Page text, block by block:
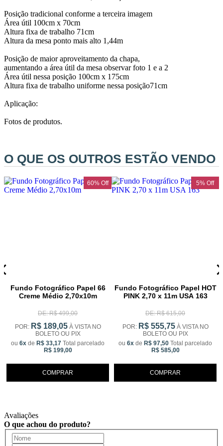
Utech
Waywel
ZG Cine
Zhiyun
ZSYB
Posição tradicional conforme a terceira imagem
Área útil 100cm x 70cm
Altura fixa de trabalho 71cm
Altura da mesa ponto mais alto 1,44m
Posição de maior aproveitamento da chapa,
aumentando a área útil da mesa observar foto 1 e a 2
Área útil nessa posição 100cm x 175cm
Altura fixa de trabalho uniforme nessa posição71cm
Aplicação:
Fotos de produtos.
O QUE OS OUTROS ESTÃO VENDO
60% Off
Fundo Fotográfico Papel 66
Creme Médio 2,70x10m
DE: R$ 499,00
POR: R$ 189,05À VISTA NO
BOLETO OU PIX
ou 6x de R$ 33,17 Total parcelado
R$ 199,00
COMPRAR
5% Off
Fundo Fotográfico Papel HOT
PINK 2,70 x 11m USA 163
DE: R$ 615,00
POR: R$ 555,75À VISTA NO
BOLETO OU PIX
ou 6x de R$ 97,50 Total parcelado
R$ 585,00
COMPRAR
Avaliações
O que achou do produto?